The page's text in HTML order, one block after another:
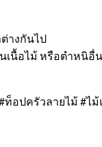
างกันไป
เนื้อไม้ หรือตำห
ท็อปครัวลายไม้ #ไม้